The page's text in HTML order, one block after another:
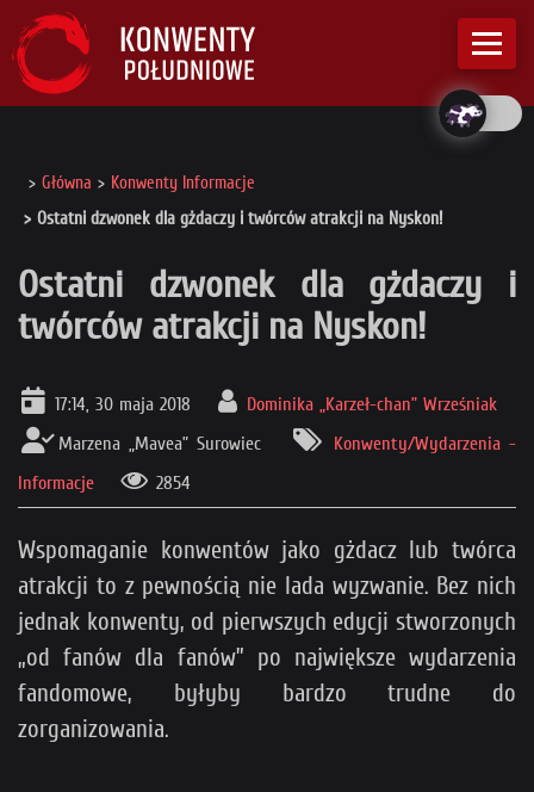
Główna
Konwenty Informacje
Ostatni dzwonek dla gżdaczy i twórców atrakcji na Nyskon!
Ostatni dzwonek dla gżdaczy i
twórców atrakcji na Nyskon!
17:14, 30 maja 2018
Dominika „Karzeł-chan” Wrześniak
Marzena „Mavea” Surowiec
Konwenty/Wydarzenia -
Informacje
2854
Wspomaganie konwentów jako gżdacz lub twórca
atrakcji to z pewnością nie lada wyzwanie. Bez nich
jednak konwenty, od pierwszych edycji stworzonych
„od fanów dla fanów” po największe wydarzenia
fandomowe, byłyby bardzo trudne do
zorganizowania.